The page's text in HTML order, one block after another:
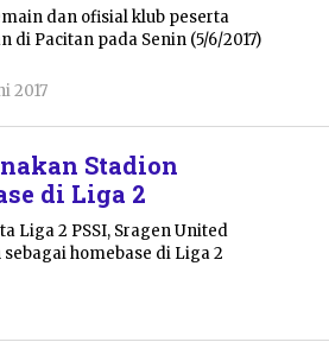
dan ofisial klub peserta
di Pacitan pada Senin (5/6/2017)
2017
Stadion
di Liga 2
Liga 2 PSSI, Sragen United
homebase di Liga 2